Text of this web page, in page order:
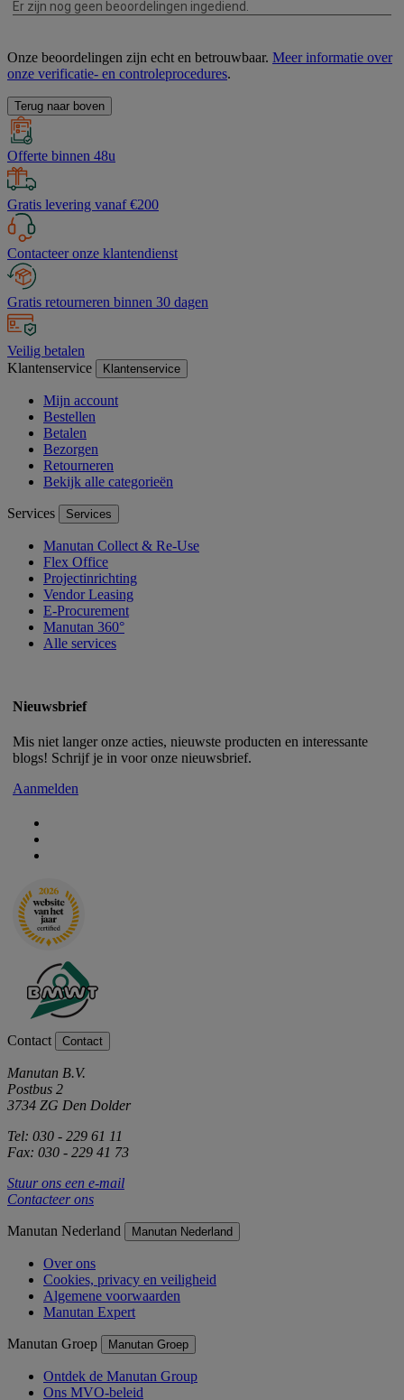
Onze beoordelingen zijn echt en betrouwbaar. Meer informatie over
onze verificatie- en controleprocedures.
Terug naar boven
Offerte binnen 48u
Gratis levering vanaf €200
Contacteer onze klantendienst
Gratis retourneren binnen 30 dagen
Veilig betalen
Klantenservice
Klantenservice
Mijn account
Bestellen
Betalen
Bezorgen
Retourneren
Bekijk alle categorieën
Services Services
Manutan Collect & Re-Use
Flex Office
Projectinrichting
Vendor Leasing
E-Procurement
Manutan 360°
Alle services
Nieuwsbrief
Mis niet langer onze acties, nieuwste producten en interessante
blogs! Schrijf je in voor onze nieuwsbrief.
Aanmelden
Contact Contact
Manutan B.V.
Postbus 2
3734 ZG Den Dolder
Tel: 030 - 229 61 11
Fax: 030 - 229 41 73
Stuur ons een e-mail
Contacteer ons
Manutan Nederland Manutan Nederland
Over ons
Cookies, privacy en veiligheid
Algemene voorwaarden
Manutan Expert
Manutan Groep Manutan Groep
Ontdek de Manutan Group
Ons MVO-beleid